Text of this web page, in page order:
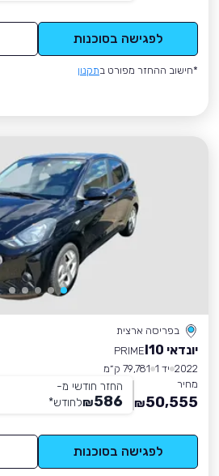
לפגישה בסוכנות
*חישוב ההחזר מפורט בתקנון
בפריסה ארצית
יונדאי I10
PRIME
2022 יד 1
79,781 ק״מ
מחיר
50,555
₪
החזר חודשי מ-
586
₪לחודש*
לפגישה בסוכנות